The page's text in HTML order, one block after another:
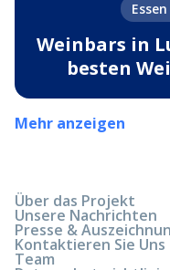
Weinbars in
besten
Mehr anzeigen
Über das Projekt
Unsere Nachrichten
Presse &
Kontaktieren Sie Uns
Team